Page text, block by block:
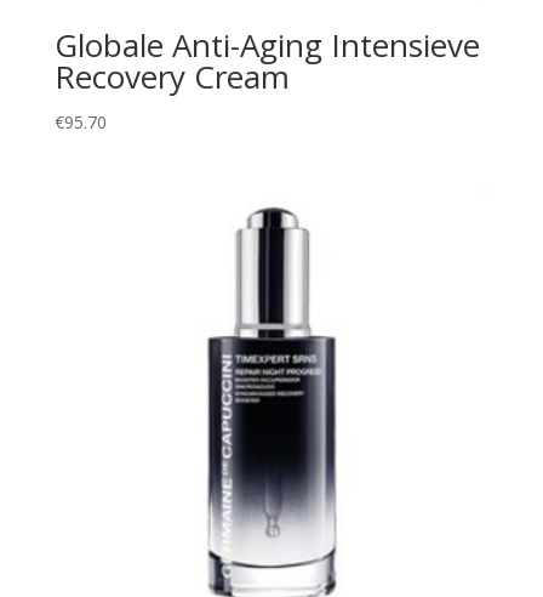
Globale Anti-Aging Intensieve
Recovery Cream
€95.70